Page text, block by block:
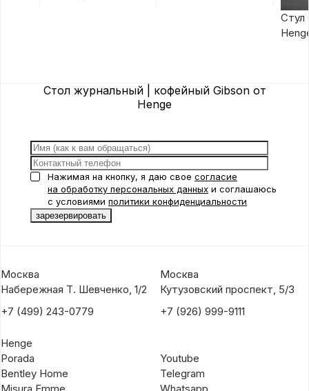
Стул
Стол журнальный | кофейный Gibson от
Henge
Нажимая на кнопку, я даю свое согласие
на обработку персональных данных и соглашаюсь
с условиями политики конфиденциальности
Москва
Набережная Т. Шевченко, 1/2
+7 (499) 243-0779
Москва
Кутузовский проспект, 5/3
+7 (926) 999-9111
Henge
Porada
Bentley Home
Youtube
Telegram